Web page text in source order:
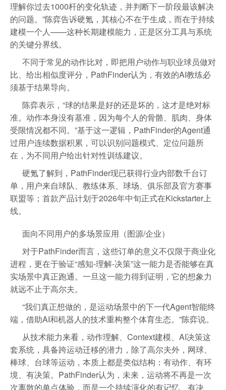
理解你过去1000杆的变化轨迹，并判断下一阶段最该解决
的问题。”陈弈告诉硬氪，其核心不在于生成，而在于持续
建模一个人——这种长期建模能力，正是区分工具与系统
的关键分界线。
不同于常见的动作比对，即把用户动作与职业球员做对
比、给出相似度评分，PathFinder认为，有效的AI教练必
须基于结果导向。
陈弈表示，“球的结果是好的还是坏的，这才是绝对标
准。动作本身没有基准，因为每个人的骨骼、肌肉、身体
受限情况都不同。”基于这一逻辑，PathFinder的Agent通
过用户连续数据积累，可以识别问题模式、定位问题所
在，为不同用户给出针对性训练建议。
硬氪了解到，PathFinder现已获得行业内部数千台订
单，用户来自球队、教练体系、球场、俱乐部及官方赛事
联盟等；首款产品计划于2026年中旬正式在Kickstarter上
线。
面向不同用户的多场景应用（图源/企业）
对于PathFinder而言，这些订单的意义不仅限于商业化
进程，更在于验证“感知-理解-决策”这一能力是否能够在真
实场景中真正跑通。一旦这一能力得到证明，它的想象力
就远不止于高尔夫。
“我们真正想做的，是运动场景中的下一代Agent智能终
端，借助AI和机器人的技术重构整个体育生态。”陈弈说。
从技术能力来看，动作理解、Context建模、AI决策这
套系统，具备跨运动迁移的潜力，除了高尔夫外，网球、
棒球、台球等运动，本质上都是类似结构：有动作、有环
境、有决策。PathFinder认为，未来，运动将不再是一次
次离散的单点体验，而是一个持续演化的有记忆、有决